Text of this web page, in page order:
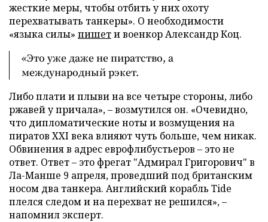
жесткие меры, чтобы отбить у них охоту
перехватывать танкеры». О необходимости
«языка силы» пишети военкор Александр Коц.
«Это уже даже не пиратство, а
международный рэкет.
Либо плати и плыви на все четыре стороны, либо
ржавей у причала», – возмутился он. «Очевидно,
что дипломатические ноты и возмущения на
пиратов XXI века влияют чуть больше, чем никак.
Обвинения в адрес еврофлибустьеров – это не
ответ. Ответ – это фрегат "Адмирал Григорович" в
Ла-Манше 9 апреля, проведший под британским
носом два танкера. Английский корабль Tide
плелся следом и на перехват не решился», –
напомнил эксперт.